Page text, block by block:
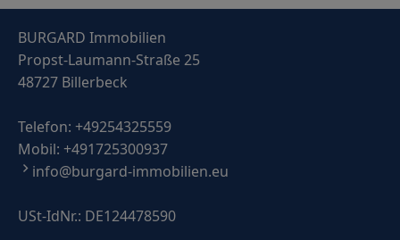
BURGARD Immobilien
Propst-Laumann-Straße 25
48727 Billerbeck
Telefon: +49254325559
Mobil: +491725300937
info@burgard-immobilien.eu
USt-IdNr.: DE124478590